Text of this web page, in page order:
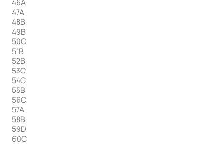
46A
47A
48B
49B
50C
51B
52B
53C
54C
55B
56C
57A
58B
59D
60C